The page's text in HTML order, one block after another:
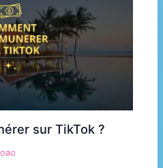
sur TikTok ?